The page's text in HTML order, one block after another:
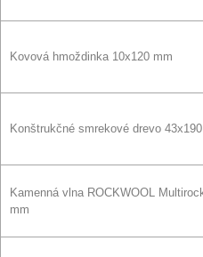
Kovová hmoždinka 10x120 mm
Konštrukčné smrekové drevo
Kamenná vlna ROCKWOOL
mm